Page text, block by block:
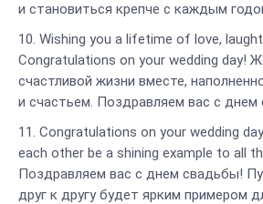
и становиться крепче с каждым
Wishing you a lifetime of love,
Congratulations on your wedding day!
счастливой жизни вместе,
и счастьем. Поздравляем вас с днем
Congratulations on your wedding
each other be a shining example to all
Поздравляем вас с днем свадьбы!
друг к другу будет ярким примером